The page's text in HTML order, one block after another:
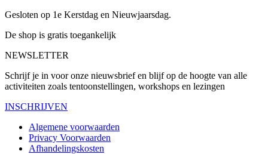
Gesloten op 1e Kerstdag en Nieuwjaarsdag.
De shop is gratis toegankelijk
NEWSLETTER
Schrijf je in voor onze nieuwsbrief en blijf op de hoogte van alle
activiteiten zoals tentoonstellingen, workshops en lezingen
INSCHRIJVEN
Algemene voorwaarden
Privacy Voorwaarden
Afhandelingskosten